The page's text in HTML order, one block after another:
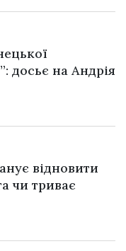
досьє на Андрія
відновити
чи триває